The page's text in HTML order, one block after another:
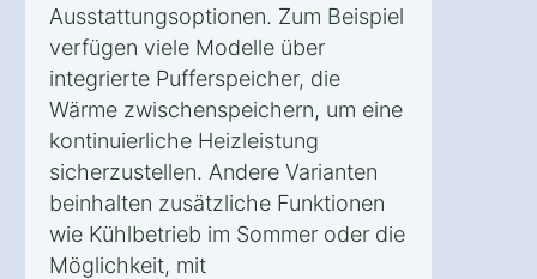
Ausstattungsoptionen. Zum Beispiel
verfügen viele Modelle über
integrierte Pufferspeicher, die
Wärme zwischenspeichern, um eine
kontinuierliche Heizleistung
sicherzustellen. Andere Varianten
beinhalten zusätzliche Funktionen
wie Kühlbetrieb im Sommer oder die
Möglichkeit, mit